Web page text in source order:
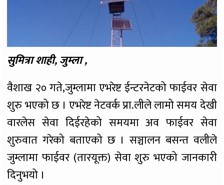
सुमित्रा शाही, जुम्ला ,
वैशाख २० गते,जुम्लामा एभरेष्ट ईन्टरनेटको फाईवर सेवा
शुरु भएको छ । एभरेष्ट नेटवर्क प्रा.लीले लामो समय देखी
वारलेस सेवा दिईरहेको समयमा अव फाईवर सेवा
शुरुवात गरेको बताएको छ । सञ्चालन बसन्त वलीले
जुम्लामा फाईवर (तारयूक्त) सेवा शुरु भएको जानकारी
दिनुभयो ।